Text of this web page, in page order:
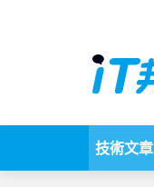
技術文章